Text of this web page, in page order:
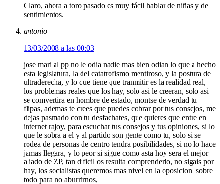
Claro, ahora a toro pasado es muy fácil hablar de niñas y de
sentimientos.
antonio
13/03/2008 a las 00:03
jose mari al pp no le odia nadie mas bien odian lo que a hecho
esta legislatura, la del catatrofismo mentiroso, y la postura de
ultraderecha, y lo que tiene que tranmitir es la realidad real,
los problemas reales que los hay, solo asi le creeran, solo asi
se comvertira en hombre de estado, montse de verdad tu
flipas, ademas te crees que puedes cobrar por tus consejos, me
dejas pasmado con tu desfachates, que quieres que entre en
internet rajoy, para escuchar tus consejos y tus opiniones, si lo
que le sobra a el y al partido son gente como tu, solo si se
rodea de personas de centro tendra posibilidades, si no lo hace
jamas llegara, y lo peor si sigue como asta hoy sera el mejor
aliado de ZP, tan dificil os resulta comprenderlo, no sigais por
hay, los socialistas queremos mas nivel en la oposicion, sobre
todo para no aburrirnos,